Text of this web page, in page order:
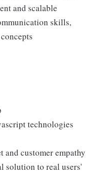
and scalable
skills,
technologies
and customer empathy
solution to real users'